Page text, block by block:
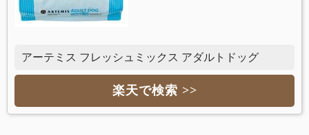
アーテミス フレッシュミックス アダルトドッグ
楽天で検索 >>